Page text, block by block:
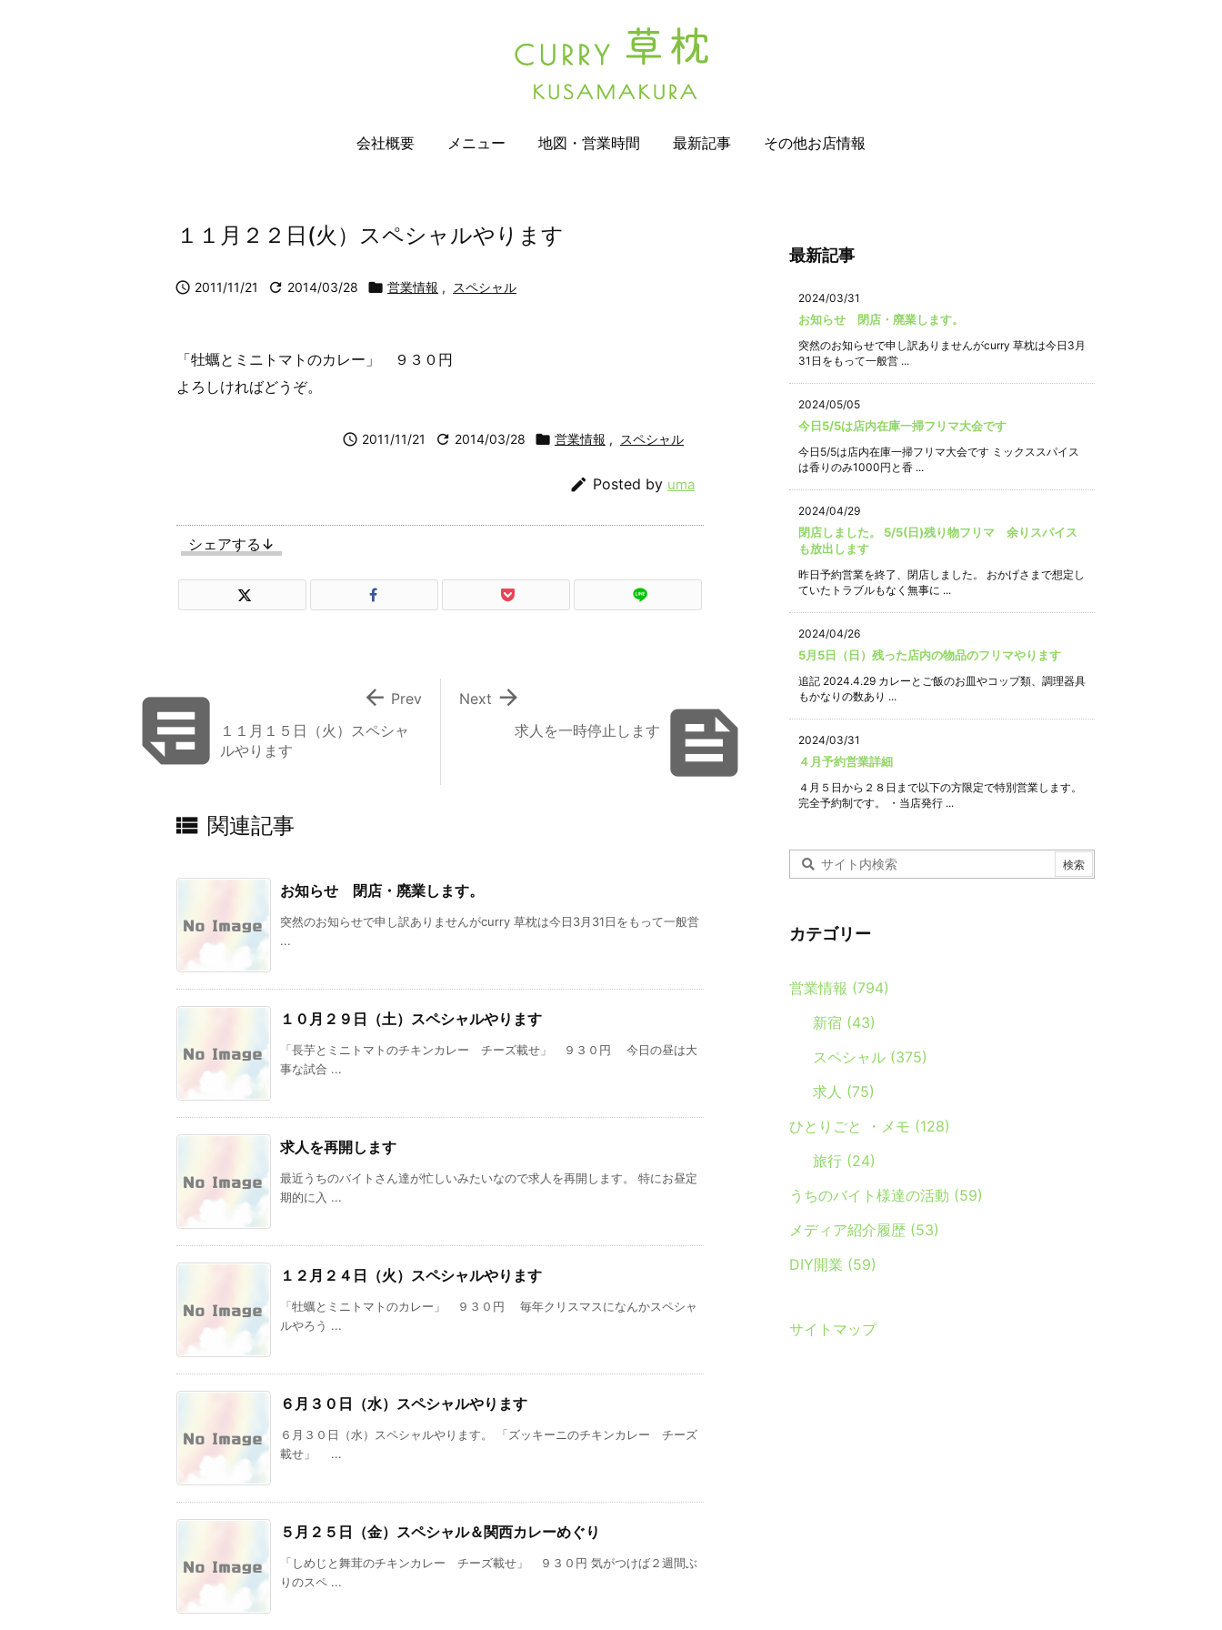
会社概要 メニュー 地図・営業時間 最新記事 その他お店情報
１１月２２日(火）スペシャルやります
 2011/11/21  2014/03/28  営業情報 , スペシャル
「牡蠣とミニトマトのカレー」 ９３０円
よろしければどうぞ。
 2011/11/21  2014/03/28  営業情報 , スペシャル
 Posted by uma
シェアする↓

求人を一時停止します

Next
１１月１５日（火）スペシャ
ルやります
 Prev
 関連記事
お知らせ 閉店・廃業します。
突然のお知らせで申し訳ありませんがcurry 草枕は今日3月31日をもって一般営
...
１０月２９日（土）スペシャルやります
「長芋とミニトマトのチキンカレー チーズ載せ」 ９３０円 今日の昼は大
事な試合 ...
求人を再開します
最近うちのバイトさん達が忙しいみたいなので求人を再開します。 特にお昼定
期的に入 ...
１２月２４日（火）スペシャルやります
「牡蠣とミニトマトのカレー」 ９３０円 毎年クリスマスになんかスペシャ
ルやろう ...
６月３０日（水）スペシャルやります
６月３０日（水）スペシャルやります。 「ズッキーニのチキンカレー チーズ
載せ」 ...
５月２５日（金）スペシャル＆関西カレーめぐり
「しめじと舞茸のチキンカレー チーズ載せ」 ９３０円 気がつけば２週間ぶ
りのスペ ...
最新記事
2024/03/31
お知らせ 閉店・廃業します。
突然のお知らせで申し訳ありませんがcurry 草枕は今日3月
31日をもって一般営 ...
2024/05/05
今日5/5は店内在庫一掃フリマ大会です
今日5/5は店内在庫一掃フリマ大会です ミックススパイス
は香りのみ1000円と香 ...
2024/04/29
閉店しました。 5/5(日)残り物フリマ 余りスパイス
も放出します
昨日予約営業を終了、閉店しました。 おかげさまで想定し
ていたトラブルもなく無事に ...
2024/04/26
5月5日（日）残った店内の物品のフリマやります
追記 2024.4.29 カレーとご飯のお皿やコップ類、調理器具
もかなりの数あり ...
2024/03/31
４月予約営業詳細
４月５日から２８日まで以下の方限定で特別営業します。
完全予約制です。 ・当店発行 ...
カテゴリー
営業情報 (794)
新宿 (43)
スペシャル (375)
求人 (75)
ひとりごと ・メモ (128)
旅行 (24)
うちのバイト様達の活動 (59)
メディア紹介履歴 (53)
DIY開業 (59)
サイトマップ